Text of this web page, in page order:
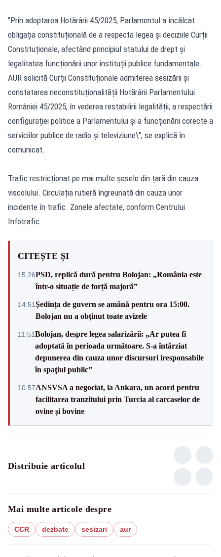
"Prin adoptarea Hotărârii 45/2025, Parlamentul a încălcat
obligația constituțională de a respecta legea și deciziile Curții
Constituționale, afectând principiul statului de drept și
legalitatea funcționării unor instituții publice fundamentale.
AUR solicită Curții Constituționale admiterea sesizării și
constatarea neconstituționalității Hotărârii Parlamentului
României 45/2025, în vederea restabilirii legalității, a respectării
configurației politice a Parlamentului și a funcționării corecte a
serviciilor publice de radio și televiziune\", se explică în
comunicat.
Trafic restricționat pe mai multe șosele din țară din cauza
viscolului. Circulația rutieră îngreunată din cauza unor
incidente în trafic. Zonele afectate, conform Centrului
Infotrafic
CITEȘTE ȘI
15:26PSD, replică dură pentru Bolojan: „România este
într-o situație de forță majoră”
14:51Ședința de guvern se amână pentru ora 15:00.
Bolojan nu a obținut toate avizele
11:51Bolojan, despre legea salarizării: „Ar putea fi
adoptată în perioada următoare. S-a întârziat
depunerea din cauza unor discursuri iresponsabile
în spaţiul public”
10:57ANSVSA a negociat, la Ankara, un acord pentru
facilitarea tranzitului prin Turcia al carcaselor de
ovine și bovine
Distribuie articolul
Mai multe articole despre
CCR dezbate sesizari aur